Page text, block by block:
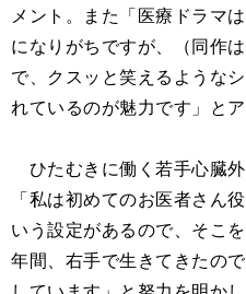
メント。また「医療ドラマ
になりがちですが、（同作
で、クスッと笑えるような
れているのが魅力です」とア
ひたむきに働く若手心臓外
「私は初めてのお医者さん
いう設定があるので、そこ
年間、右手で生きてきたの